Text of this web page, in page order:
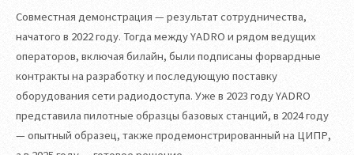
Совместная демонстрация — результат сотрудничества,
начатого в 2022 году. Тогда между YADRO и рядом ведущих
операторов, включая билайн, были подписаны форвардные
контракты на разработку и последующую поставку
оборудования сети радиодоступа. Уже в 2023 году YADRO
представила пилотные образцы базовых станций, в 2024 году
— опытный образец, также продемонстрированный на ЦИПР,